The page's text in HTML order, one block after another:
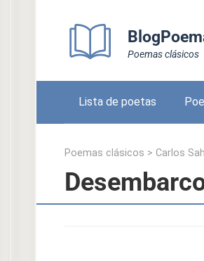
Poemas clásicos
Lista de poetas
Poemas clásicos > Carlos